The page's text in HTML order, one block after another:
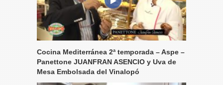
Cocina Mediterránea 2ª temporada – Aspe –
Panettone JUANFRAN ASENCIO y Uva de
Mesa Embolsada del Vinalopó